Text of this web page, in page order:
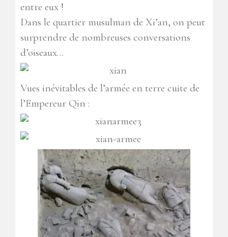
entre eux !
Dans le quartier musulman de Xi’an, on peut
surprendre de nombreuses conversations
d’oiseaux…
Vues inévitables de l’armée en terre cuite de
l’Empereur Qin :